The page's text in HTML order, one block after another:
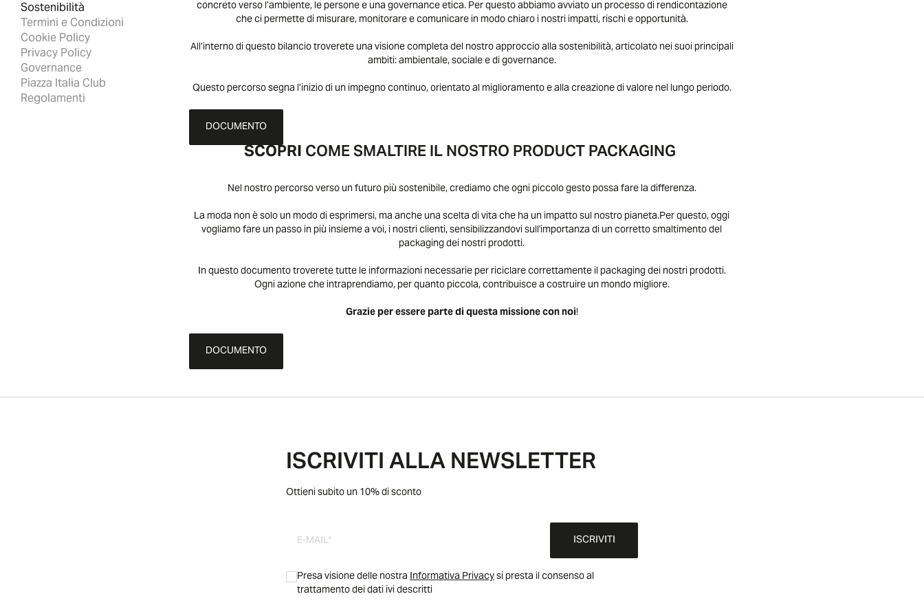
Sostenibilità
Termini e Condizioni
Cookie Policy
Privacy Policy
Governance
Piazza Italia Club
Regolamenti
concreto verso l’ambiente, le persone e una governance etica. Per questo abbiamo avviato un processo di rendicontazione
che ci permette di misurare, monitorare e comunicare in modo chiaro i nostri impatti, rischi e opportunità.
All’interno di questo bilancio troverete una visione completa del nostro approccio alla sostenibilità, articolato nei suoi principali
ambiti: ambientale, sociale e di governance.
Questo percorso segna l’inizio di un impegno continuo, orientato al miglioramento e alla creazione di valore nel lungo periodo.
DOCUMENTO
SCOPRICOMESMALTIREILNOSTROPRODUCTPACKAGING
Nel nostro percorso verso un futuro più sostenibile, crediamo che ogni piccolo gesto possa fare la differenza.
La moda non è solo un modo di esprimersi, ma anche una scelta di vita che ha un impatto sul nostro pianeta.Per questo, oggi
vogliamo fare un passo in più insieme a voi, i nostri clienti, sensibilizzandovi sull'importanza di un corretto smaltimento del
packaging dei nostri prodotti.
In questo documento troverete tutte le informazioni necessarie per riciclare correttamente il packaging dei nostri prodotti.
Ogni azione che intraprendiamo, per quanto piccola, contribuisce a costruire un mondo migliore.
Grazie per essere parte di questa missione con noi!
DOCUMENTO
ISCRIVITI ALLA NEWSLETTER
Ottieni subito un 10% di sconto
ISCRIVITI
Presa visione delle nostraInformativa Privacysi presta il consenso al
trattamento dei dati ivi descritti